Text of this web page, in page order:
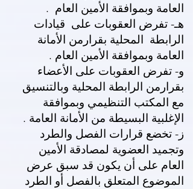
العامة وبموافقة الأمين العام .
هـ- تفرض العقوبات على قيادات
الرابطة المحلية بقرارمن الأمانة
العامة وبموافقة الأمين العام .
و- تفرض العقوبات على الأعضاء
بقرارمن الرابطة المحلية وبالتنسيق
مع المكتب التنظيمي وبموافقة
الإغلبية البسيطة من الأمانة العامة .
ز- تخضع قرارات الفصل والطرد
وتجميد العضوية لمصادقة الأمين
العام على أن يكون قد سبق عرض
الموضوع المتعلق بالفصل أو الطرد